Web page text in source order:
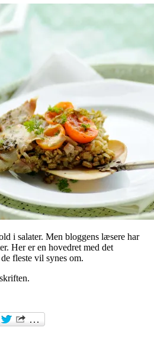
i salater. Men bloggens læsere har
Her er en hovedret med det
fleste vil synes om.